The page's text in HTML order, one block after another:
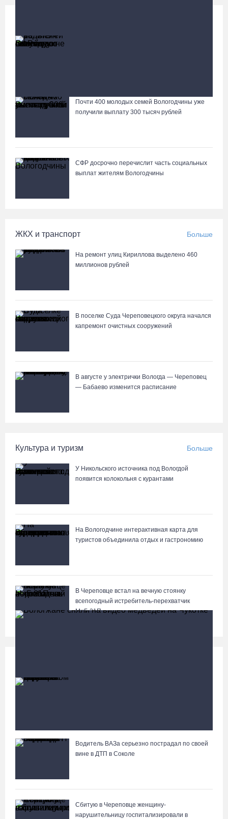
Лазерную проекцию на пешеходных переходах сделают в
Вологжане сняли на видео медведей на Чукотке
Почти 400 молодых семей Вологодчины уже
получили выплату 300 тысяч рублей
СФР досрочно перечислит часть социальных
выплат жителям Вологодчины
ЖКХ и транспорт Больше
На ремонт улиц Кириллова выделено 460
миллионов рублей
В поселке Суда Череповецкого округа начался
капремонт очистных сооружений
В августе у электрички Вологда — Череповец
— Бабаево изменится расписание
Культура и туризм Больше
У Никольского источника под Вологдой
появится колокольня с курантами
На Вологодчине интерактивная карта для
туристов объединила отдых и гастрономию
В Череповце встал на вечную стоянку
всепогодный истребитель-перехватчик
МиГ‑21П
Водитель ВАЗа серьезно пострадал по своей
вине в ДТП в Соколе
Сбитую в Череповце женщину-
нарушительницу госпитализировали в